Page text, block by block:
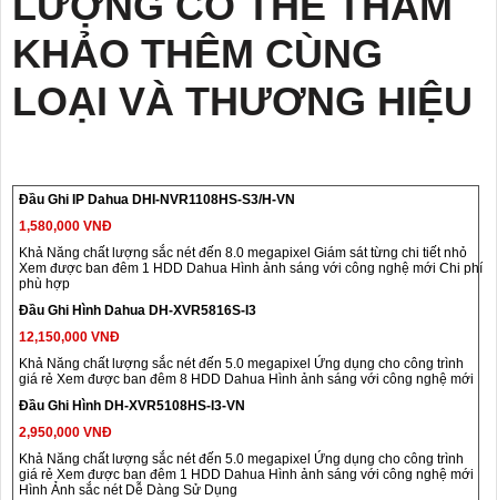
KHẢO THÊM CÙNG
LOẠI VÀ THƯƠNG HIỆU
Đầu Ghi IP Dahua DHI-NVR1108HS-S3/H-VN
1,580,000 VNĐ
Khả Năng chất lượng sắc nét đến 8.0 megapixel Giám sát từng chi tiết nhỏ
Xem được ban đêm 1 HDD Dahua Hình ảnh sáng với công nghệ mới Chi phí
phù hợp
Đầu Ghi Hình Dahua DH-XVR5816S-I3
12,150,000 VNĐ
Khả Năng chất lượng sắc nét đến 5.0 megapixel Ứng dụng cho công trình
giá rẻ Xem được ban đêm 8 HDD Dahua Hình ảnh sáng với công nghệ mới
Đầu Ghi Hình DH-XVR5108HS-I3-VN
2,950,000 VNĐ
Khả Năng chất lượng sắc nét đến 5.0 megapixel Ứng dụng cho công trình
giá rẻ Xem được ban đêm 1 HDD Dahua Hình ảnh sáng với công nghệ mới
Hình Ảnh sắc nét Dễ Dàng Sử Dụng